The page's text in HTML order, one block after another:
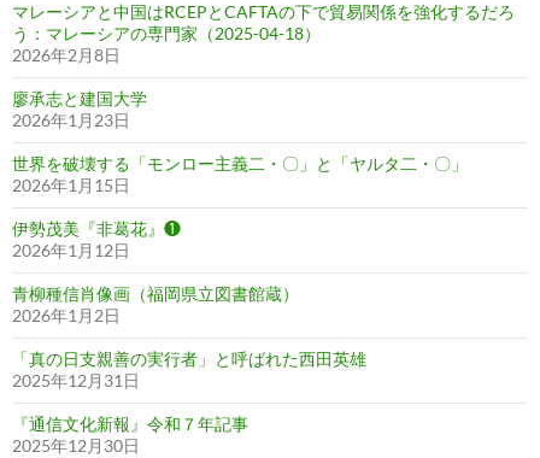
マレーシアと中国はRCEPとCAFTAの下で貿易関係を強化するだろ
う：マレーシアの専門家（2025-04-18）
2026年2月8日
廖承志と建国大学
2026年1月23日
世界を破壊する「モンロー主義二・〇」と「ヤルタ二・〇」
2026年1月15日
伊勢茂美『非葛花』❶
2026年1月12日
青柳種信肖像画（福岡県立図書館蔵）
2026年1月2日
「真の日支親善の実行者」と呼ばれた西田英雄
2025年12月31日
『通信文化新報』令和７年記事
2025年12月30日